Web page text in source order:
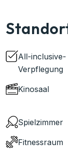
All-inclusive-
Verpflegung
Kinosaal
Spielzimmer
Fitnessraum